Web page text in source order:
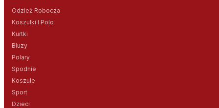
Odzież Robocza
Koszulki I Polo
Kurtki
Bluzy
Polary
Spodnie
Koszule
Sport
Dzieci